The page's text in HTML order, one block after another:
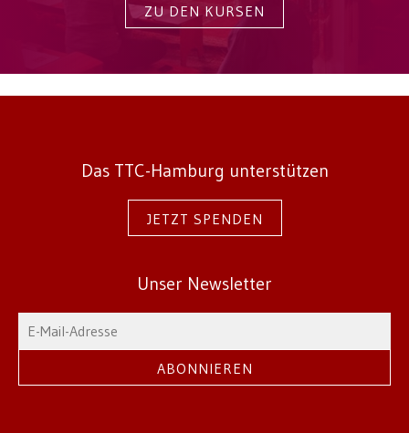
ZU DEN KURSEN
Das TTC-Hamburg unterstützen
JETZT SPENDEN
Unser Newsletter